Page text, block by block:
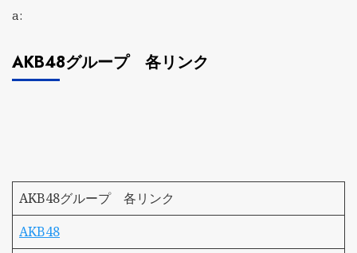
a:
AKB48グループ 各リンク
AKB48グループ 各リンク
AKB48